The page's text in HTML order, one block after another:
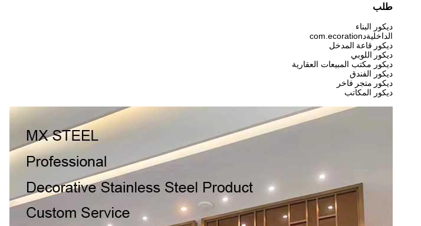
طلب
ديكور البناء
الداخليةدcom.ecoration
ديكور قاعة المدخل
ديكور اللوبي
ديكور مكتب المبيعات العقارية
ديكور الفندق
ديكور متجر فاخر
ديكور المكاتب